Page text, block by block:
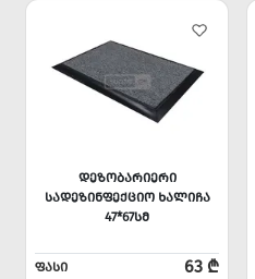
ᲓᲔᲖᲝᲑᲐᲠᲘᲔᲠᲘ
ᲡᲐᲓᲔᲖᲘᲜᲤᲔᲥᲪᲘᲝ ᲮᲐᲚᲘᲩᲐ
47*67ᲡᲛ
ᲤᲐᲡᲘ 63 ₾